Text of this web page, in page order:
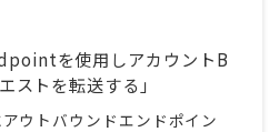
を使用しアカウントB
ストを転送する」
ウトバウンドエンドポイン